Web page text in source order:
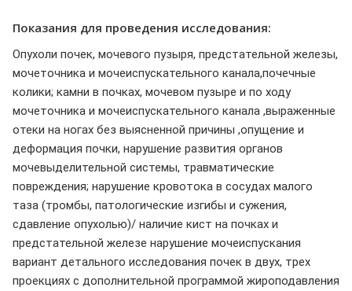
Показания для проведения исследования:
Опухоли почек, мочевого пузыря, предстательной железы,
мочеточника и мочеиспускательного канала,почечные
колики; камни в почках, мочевом пузыре и по ходу
мочеточника и мочеиспускательного канала ,выраженные
отеки на ногах без выясненной причины ,опущение и
деформация почки, нарушение развития органов
мочевыделительной системы, травматические
повреждения; нарушение кровотока в сосудах малого
таза (тромбы, патологические изгибы и сужения,
сдавление опухолью)/ наличие кист на почках и
предстательной железе нарушение мочеиспускания
вариант детального исследования почек в двух, трех
проекциях с дополнительной программой жироподавления